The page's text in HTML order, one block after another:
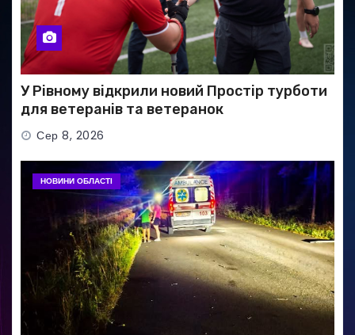
У Рівному відкрили новий Простір турботи
для ветеранів та ветеранок
Сер 8, 2026
НОВИНИ ОБЛАСТІ